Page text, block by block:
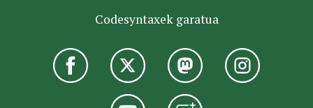
Codesyntaxek garatua